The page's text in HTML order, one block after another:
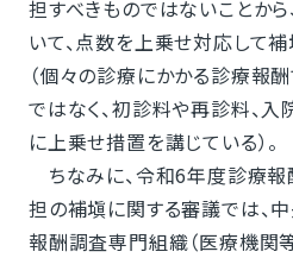
担すべきものではないことか
いて、点数を上乗せ対応して
（個々の診療にかかる診療報
ではなく、初診料や再診料、
に上乗せ措置を講じている）。
ちなみに、令和6年度診療
担の補塡に関する審議では、
報酬調査専門組織（医療機関